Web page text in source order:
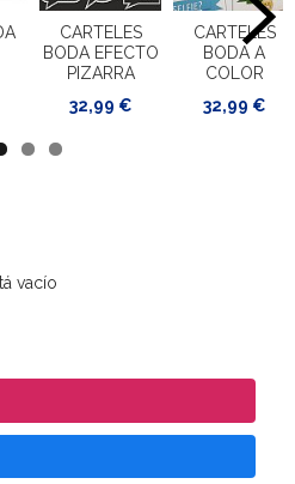
vacío
CARTELES
BODA EFECTO
PIZARRA
32,99 €
CARTELES
BODA A
COLOR
32,99 €